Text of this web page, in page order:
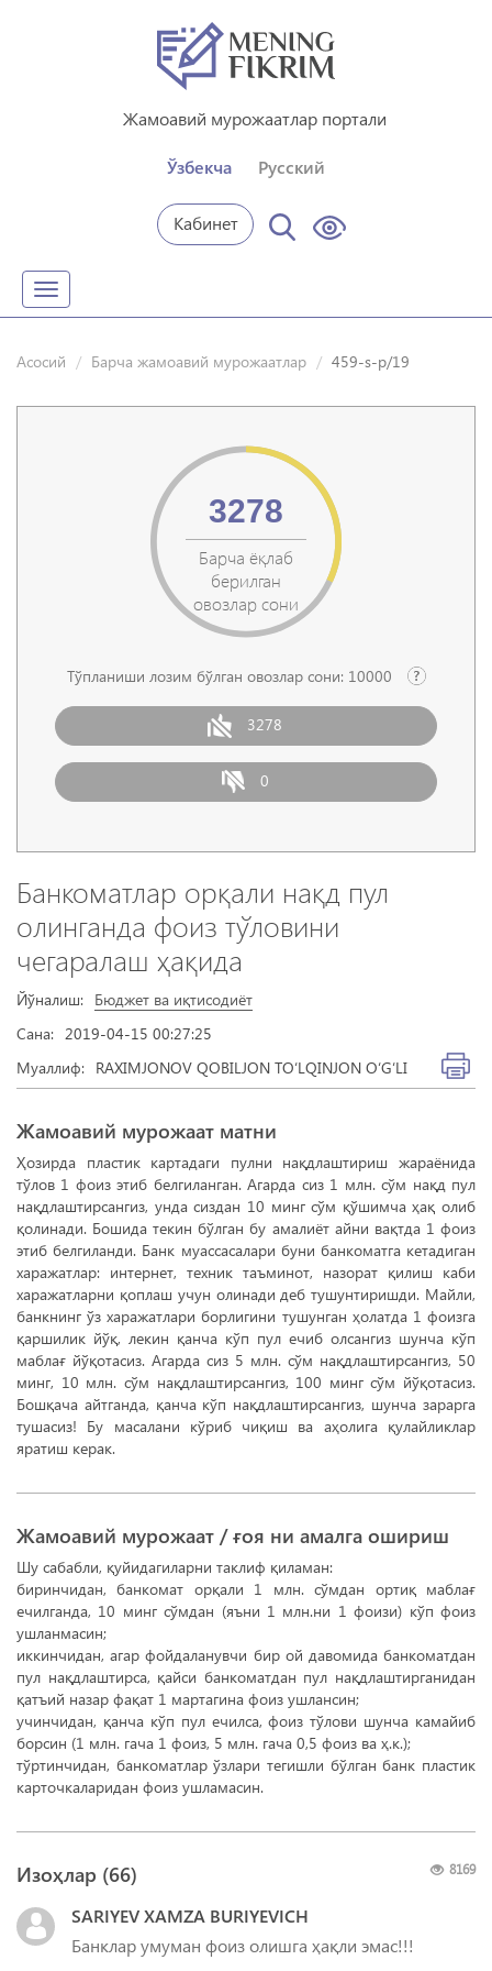
Жамоавий мурожаатлар портали
Ўзбекча Русский
Кабинет
Toggle
navigation
Асосий Барча жамоавий мурожаатлар 459-s-p/19
Барча ёқлаб
берилган
овозлар сони
3278
Тўпланиши лозим бўлган овозлар сони: 10000
3278
0
Банкоматлар орқали нақд пул
олинганда фоиз тўловини
чегаралаш ҳақида
Йўналиш: Бюджет ва иқтисодиёт
Сана: 2019-04-15 00:27:25
Муаллиф: RAXIMJONOV QOBILJON TO‘LQINJON O‘G‘LI
Жамоавий мурожаат матни
Ҳозирда пластик картадаги пулни нақдлаштириш жараёнида
тўлов 1 фоиз этиб белгиланган. Агарда сиз 1 млн. сўм нақд пул
нақдлаштирсангиз, унда сиздан 10 минг сўм қўшимча ҳақ олиб
қолинади. Бошида текин бўлган бу амалиёт айни вақтда 1 фоиз
этиб белгиланди. Банк муассасалари буни банкоматга кетадиган
харажатлар: интернет, техник таъминот, назорат қилиш каби
харажатларни қоплаш учун олинади деб тушунтиришди. Майли,
банкнинг ўз харажатлари борлигини тушунган ҳолатда 1 фоизга
қаршилик йўқ, лекин қанча кўп пул ечиб олсангиз шунча кўп
маблағ йўқотасиз. Агарда сиз 5 млн. сўм нақдлаштирсангиз, 50
минг, 10 млн. сўм нақдлаштирсангиз, 100 минг сўм йўқотасиз.
Бошқача айтганда, қанча кўп нақдлаштирсангиз, шунча зарарга
тушасиз! Бу масалани кўриб чиқиш ва аҳолига қулайликлар
яратиш керак.
Жамоавий мурожаат / ғоя ни амалга ошириш
Шу сабабли, қуйидагиларни таклиф қиламан:
биринчидан, банкомат орқали 1 млн. сўмдан ортиқ маблағ
ечилганда, 10 минг сўмдан (яъни 1 млн.ни 1 фоизи) кўп фоиз
ушланмасин;
иккинчидан, агар фойдаланувчи бир ой давомида банкоматдан
пул нақдлаштирса, қайси банкоматдан пул нақдлаштирганидан
қатъий назар фақат 1 мартагина фоиз ушлансин;
учинчидан, қанча кўп пул ечилса, фоиз тўлови шунча камайиб
борсин (1 млн. гача 1 фоиз, 5 млн. гача 0,5 фоиз ва ҳ.к.);
тўртинчидан, банкоматлар ўзлари тегишли бўлган банк пластик
карточкаларидан фоиз ушламасин.
8169
Изоҳлар (66)
SARIYEV XAMZA BURIYEVICH
Банклар умуман фоиз олишга ҳақли эмас!!!